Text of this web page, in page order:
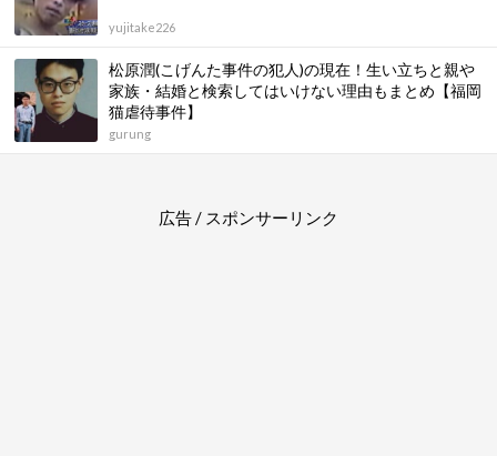
yujitake226
松原潤(こげんた事件の犯人)の現在！生い立ちと親や
家族・結婚と検索してはいけない理由もまとめ【福岡
猫虐待事件】
gurung
広告 / スポンサーリンク